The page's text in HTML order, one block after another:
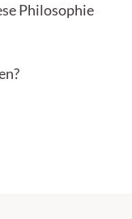
Philosophie